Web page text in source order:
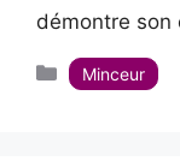
démontre son
Catégories
Minceur